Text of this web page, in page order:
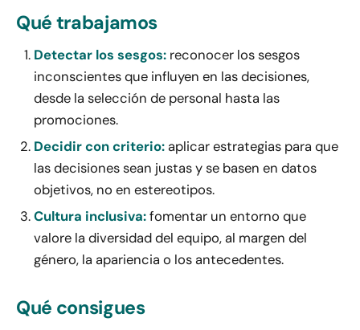
Qué trabajamos
Detectar los sesgos: reconocer los sesgos
inconscientes que influyen en las decisiones,
desde la selección de personal hasta las
promociones.
Decidir con criterio:aplicar estrategias para que
las decisiones sean justas y se basen en datos
objetivos, no en estereotipos.
Cultura inclusiva:fomentar un entorno que
valore la diversidad del equipo, al margen del
género, la apariencia o los antecedentes.
Qué consigues